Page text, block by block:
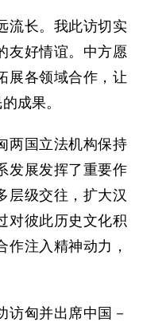
长。我此访切实
友好情谊。中方愿
展各领域合作，让
成果。
国立法机构保持
发展发挥了重要作
层级交往，扩大汉
对彼此历史文化积
作注入精神动力，
匈并出席中国－